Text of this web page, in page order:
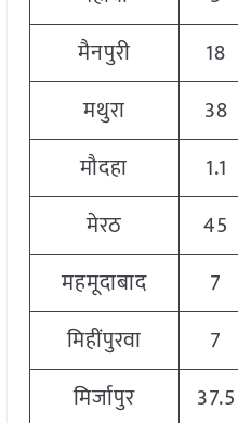
मैनपुरी
18
मथुरा
38
मौदहा
1.1
मेरठ
45
महमूदाबाद
7
मिहींपुरवा
7
मिर्जापुर
37.5